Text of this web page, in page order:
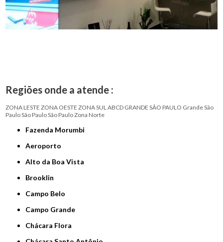
Regiões onde a atende :
ZONA LESTE ZONA OESTE ZONA SUL ABCD GRANDE SÃO PAULO Grande São
PauloSão PauloSão PauloZona Norte
Fazenda Morumbi
Aeroporto
Alto da Boa Vista
Brooklin
Campo Belo
Campo Grande
Chácara Flora